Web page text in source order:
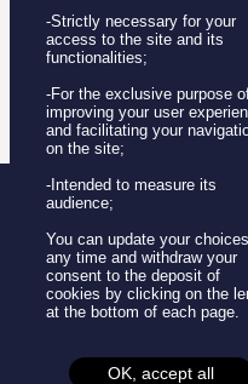
CATÉGORIES
Badges
Pins
Créateurs
-Strictly necessary for your
access to the site and its
functionalities;
-For the exclusive purpose
improving your user
and facilitating your
on the site;
-Intended to measure its
audience;
You can update your
any time and withdraw your
consent to the deposit of
cookies by clicking on the
at the bottom of each page.
OK, accept all